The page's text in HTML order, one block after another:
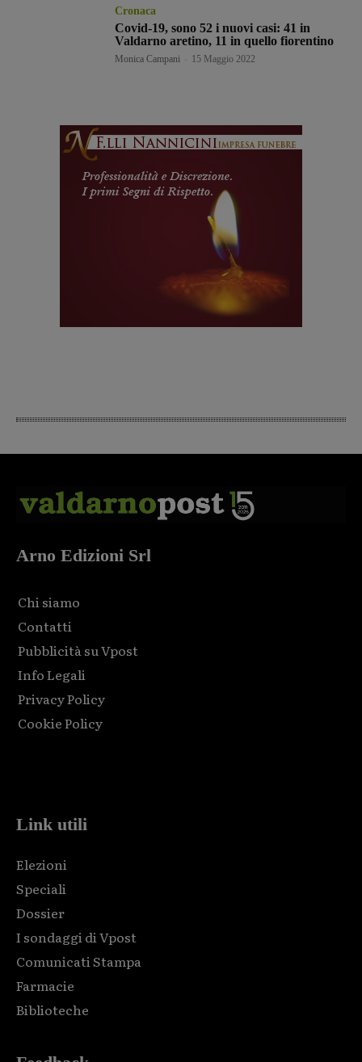
Cronaca
Covid-19, sono 52 i nuovi casi: 41 in
Valdarno aretino, 11 in quello fiorentino
Monica Campani 15 Maggio 2022
Arno Edizioni Srl
Chi siamo
Contatti
Pubblicità su Vpost
Info Legali
Privacy Policy
Cookie Policy
Link utili
Elezioni
Speciali
Dossier
I sondaggi di Vpost
Comunicati Stampa
Farmacie
Biblioteche